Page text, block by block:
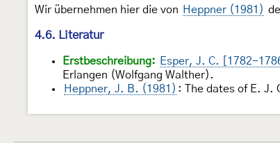
Wir übernehmen hier die von Heppner (1981)
4.6. Literatur
Erstbeschreibung: Esper, J. C. [1782-
Erlangen (Wolfgang Walther).
Heppner, J. B. (1981) : The dates of E. J.